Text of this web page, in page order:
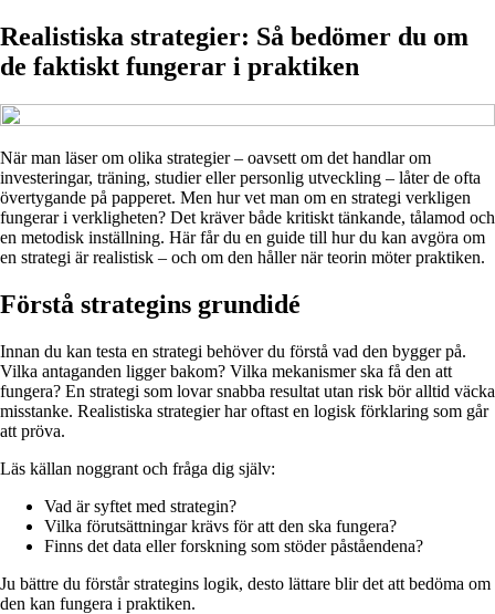
Realistiska strategier: Så bedömer du om
de faktiskt fungerar i praktiken
När man läser om olika strategier – oavsett om det handlar om
investeringar, träning, studier eller personlig utveckling – låter de ofta
övertygande på papperet. Men hur vet man om en strategi verkligen
fungerar i verkligheten? Det kräver både kritiskt tänkande, tålamod och
en metodisk inställning. Här får du en guide till hur du kan avgöra om
en strategi är realistisk – och om den håller när teorin möter praktiken.
Förstå strategins grundidé
Innan du kan testa en strategi behöver du förstå vad den bygger på.
Vilka antaganden ligger bakom? Vilka mekanismer ska få den att
fungera? En strategi som lovar snabba resultat utan risk bör alltid väcka
misstanke. Realistiska strategier har oftast en logisk förklaring som går
att pröva.
Läs källan noggrant och fråga dig själv:
Vad är syftet med strategin?
Vilka förutsättningar krävs för att den ska fungera?
Finns det data eller forskning som stöder påståendena?
Ju bättre du förstår strategins logik, desto lättare blir det att bedöma om
den kan fungera i praktiken.